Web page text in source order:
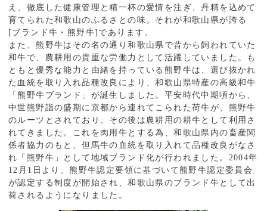
え、徹底した健康管理と精一杯の愛情を注ぎ、丹精を込めて
育てられた和歌山のふるさとの味。それが和歌山県が誇る
[ブランド牛・熊野牛]であります。
また、熊野牛はその名の通り和歌山県で昔から飼われていた
和牛で、農耕用の貴重な労働力として活躍していました。も
ともと優秀な能力と由緒を持っている熊野牛は、選び抜かれ
た血統を取り入れ品種改良により、和歌山県特産の高級和牛
「熊野牛ブランド」が誕生しました。平安時代中期頃から、
中世熊野詣の盛期に京都から連れてこられた荷牛が、熊野牛
のルーツとされており、その後は農耕用の耕牛として利用さ
れてきました。これを肉用牛とする為、和歌山県内の畜産関
係者協力のもと、但馬牛の血統を取り入れて品種改良がなさ
れ「熊野牛」として地域ブランド化が行われました。2004年
12月1日より、熊野牛認定要領に基づいて熊野牛認定委員会
が認定する制度が開始され、和歌山県のブランド牛として出
荷されるようになりました。